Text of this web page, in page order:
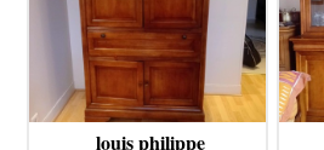
louis philippe